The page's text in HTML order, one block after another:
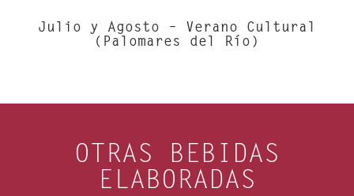
Julio y Agosto – Verano Cultural
(Palomares del Río)
OTRAS BEBIDAS
ELABORADAS